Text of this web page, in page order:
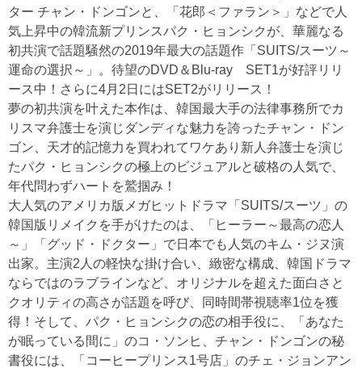
ター チャン・ドンゴンと、「花郎＜ファラン＞」などで人
気上昇中の韓流新プリンスパク・ヒョンシクが、華麗なる
初共演で話題騒然の2019年最大の話題作「SUITS/スーツ～
運命の選択～」。待望のDVD＆Blu-ray SET1が好評リリ
ース中！さらに4月2日にはSET2がリリース！
夢の初共演を叶えた本作は、韓国最大手の法律事務所でカ
リスマ弁護士を演じダンディな魅力を誇ったチャン・ドン
ゴン、天才的記憶力を買われてワケあり新人弁護士を演じ
たパク・ヒョンシクの極上のビジュアルと破格の人気で、
年代問わずハートを鷲掴み！
大人気のアメリカ版メガヒットドラマ「SUITS/スーツ」の
韓国版リメイクを手がけたのは、「ヒーラー～最高の恋人
～」「グッド・ドクター」で日本でも人気のキム・ジヌ演
出家。主演2人の軽快な掛け合い、緻密な構成、韓国ドラマ
ならではのラブラインなど、オリジナルを超えた面白さと
クオリティの高さが話題を呼び、同時間帯視聴率1位を獲
得！そして、パク・ヒョンシクの恋の相手役に、「あなた
が眠っている間に」のコ・ソンヒ、チャン・ドンゴンの秘
書役には、「コーヒープリンス1号店」のチェ・ジョンアン